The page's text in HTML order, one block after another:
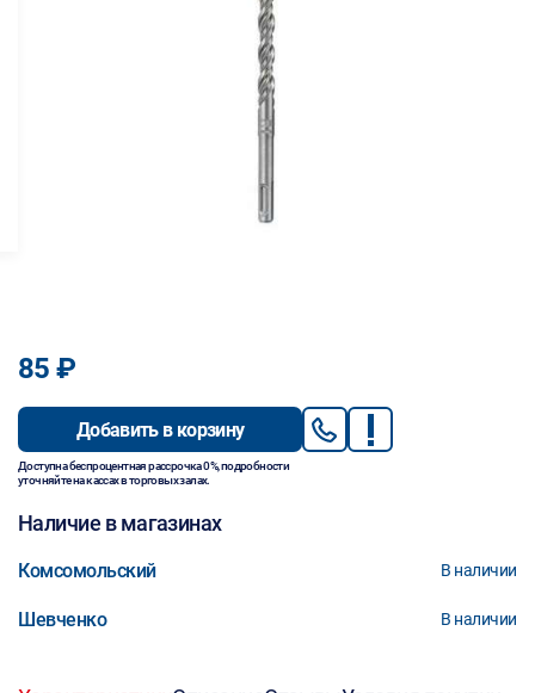
85 ₽
Добавить в корзину
Доступна беспроцентная рассрочка 0%, подробности
уточняйте на кассах в торговых залах.
Наличие в магазинах
Комсомольский В наличии
Шевченко В наличии